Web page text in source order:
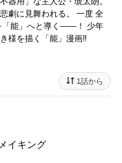
劇に見舞われる。 一度 全
「能」へと導く――！ 少年
様を描く「能」漫画‼
1話から
イキング